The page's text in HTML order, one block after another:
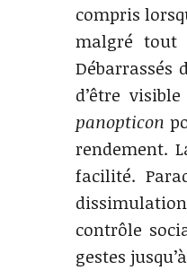
compris
malgré tout
d’être
panopticon
rendement.
facilité.
contrôle
gestes